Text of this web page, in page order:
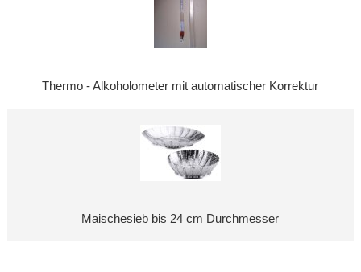
Thermo - Alkoholometer mit automatischer Korrektur
Maischesieb bis 24 cm Durchmesser